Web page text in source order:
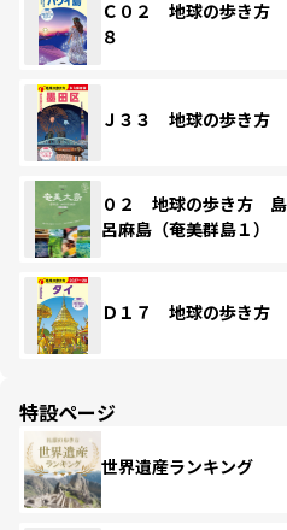
Ｃ０２ 地球の歩き方
８
Ｊ３３ 地球の歩き方
０２ 地球の歩き方
呂麻島（奄美群島１）
Ｄ１７ 地球の歩き方
特設ページ
世界遺産ランキング